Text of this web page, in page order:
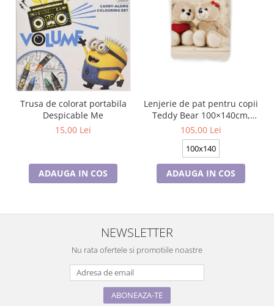
Trusa de colorat portabila
Despicable Me
15,00 Lei
ADAUGA IN COS
Lenjerie de pat pentru copii
Teddy Bear 100×140cm,
40×45 cm BRM006430
105,00 Lei
100x140
ADAUGA IN COS
NEWSLETTER
Nu rata ofertele si promotiile noastre